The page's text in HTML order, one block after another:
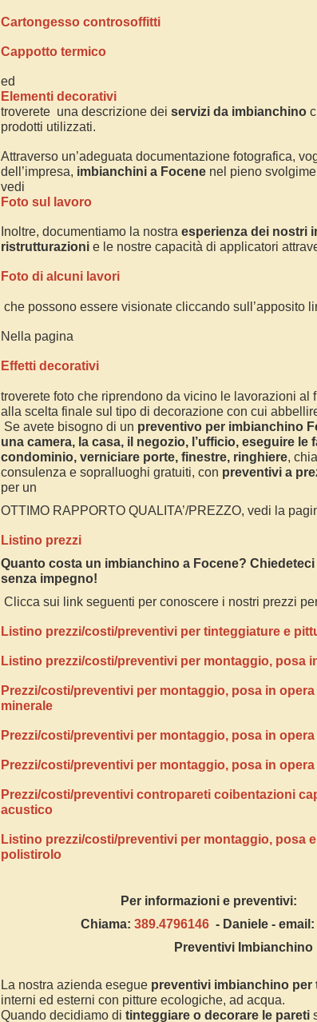
Cartongesso controsoffitti
Cappotto termico
ed
Elementi decorativi
troverete una descrizione dei servizi da imbianchino
prodotti utilizzati.
Attraverso un’adeguata documentazione fotografica,
dell’impresa, imbianchini a Focene nel pieno
vedi
Foto sul lavoro
Inoltre, documentiamo la nostra esperienza dei nostri
ristrutturazioni e le nostre capacità di applicatori
Foto di alcuni lavori
che possono essere visionate cliccando sull’apposito
Nella pagina
Effetti decorativi
troverete foto che riprendono da vicino le lavorazioni al
alla scelta finale sul tipo di decorazione con cui
Se avete bisogno di un preventivo per imbianchino
una camera, la casa, il negozio, l’ufficio, eseguire
condominio, verniciare porte, finestre, ringhiere,
consulenza e sopralluoghi gratuiti, con preventivi a
per un
OTTIMO RAPPORTO QUALITA’/PREZZO, vedi la
Listino prezzi
Quanto costa un imbianchino a Focene?
senza impegno!
Clicca sui link seguenti per conoscere i nostri prezzi
Listino prezzi/costi/preventivi per tinteggiature e
Listino prezzi/costi/preventivi per montaggio, posa
Prezzi/costi/preventivi per montaggio, posa in
minerale
Prezzi/costi/preventivi per montaggio, posa in
Prezzi/costi/preventivi per montaggio, posa in
Prezzi/costi/preventivi contropareti coibentazioni
acustico
Listino prezzi/costi/preventivi per montaggio, posa
polistirolo
Per informazioni e
Chiama: 389.4796146 - Daniele - email:
Preventivi Imbianchino
La nostra azienda esegue preventivi imbianchino per
interni ed esterni con pitture ecologiche, ad acqua.
Quando decidiamo di tinteggiare o decorare le pareti